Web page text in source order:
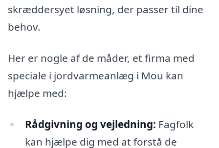
skræddersyet løsning, der passer til dine
behov.
Her er nogle af de måder, et firma med
speciale i jordvarmeanlæg i Mou kan
hjælpe med:
Rådgivning og vejledning: Fagfolk
kan hjælpe dig med at forstå de